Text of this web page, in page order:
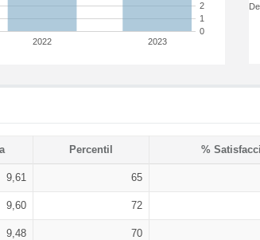
2022 2023
0
1
2
Percentil %
9,61 65
9,60 72
9,48 70